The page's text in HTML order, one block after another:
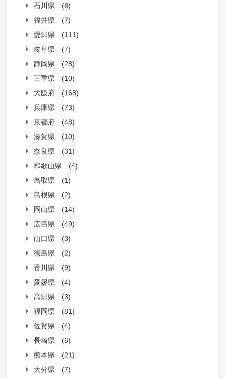
石川県
(8)
福井県
(7)
愛知県
(111)
岐阜県
(7)
静岡県
(28)
三重県
(10)
大阪府
(168)
兵庫県
(73)
京都府
(48)
滋賀県
(10)
奈良県
(31)
和歌山県
(4)
鳥取県
(1)
島根県
(2)
岡山県
(14)
広島県
(49)
山口県
(3)
徳島県
(2)
香川県
(9)
愛媛県
(4)
高知県
(3)
福岡県
(81)
佐賀県
(4)
長崎県
(6)
熊本県
(21)
大分県
(7)